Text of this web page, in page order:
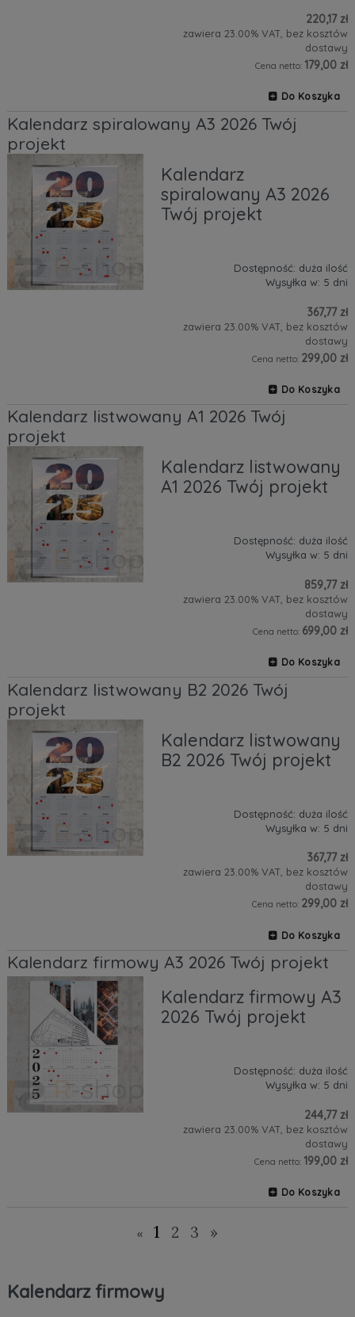
220,17 zł
zawiera 23.00% VAT, bez kosztów
dostawy
Cena netto: 179,00 zł
Do Koszyka
Kalendarz spiralowany A3 2026 Twój
projekt
Kalendarz
spiralowany A3 2026
Twój projekt
Dostępność: duża ilość
Wysyłka w: 5 dni
367,77 zł
zawiera 23.00% VAT, bez kosztów
dostawy
Cena netto: 299,00 zł
Do Koszyka
Kalendarz listwowany A1 2026 Twój
projekt
Kalendarz listwowany
A1 2026 Twój projekt
Dostępność: duża ilość
Wysyłka w: 5 dni
859,77 zł
zawiera 23.00% VAT, bez kosztów
dostawy
Cena netto: 699,00 zł
Do Koszyka
Kalendarz listwowany B2 2026 Twój
projekt
Kalendarz listwowany
B2 2026 Twój projekt
Dostępność: duża ilość
Wysyłka w: 5 dni
367,77 zł
zawiera 23.00% VAT, bez kosztów
dostawy
Cena netto: 299,00 zł
Do Koszyka
Kalendarz firmowy A3 2026 Twój projekt
Kalendarz firmowy A3
2026 Twój projekt
Dostępność: duża ilość
Wysyłka w: 5 dni
244,77 zł
zawiera 23.00% VAT, bez kosztów
dostawy
Cena netto: 199,00 zł
Do Koszyka
« 1 2 3 »
Kalendarz firmowy